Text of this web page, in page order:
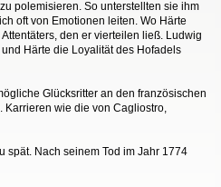
polemisieren. So unterstellten sie ihm
oft von Emotionen leiten. Wo Härte
den er vierteilen ließ. Ludwig
Härte die Loyalität des Hofadels
Glücksritter an den französischen
Karrieren wie die von Cagliostro,
spät. Nach seinem Tod im Jahr 1774